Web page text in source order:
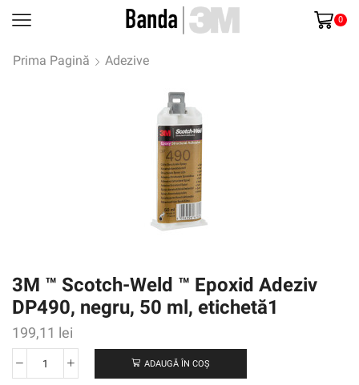
0
Prima Pagină Adezive
3M ™ Scotch-Weld ™ Epoxid Adeziv
DP490, negru, 50 ml, etichetă1
199,11 lei
Cantitate
ADAUGĂ ÎN COȘ